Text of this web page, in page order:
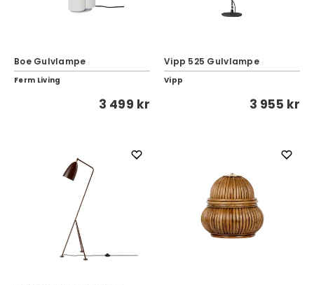
Boe Gulvlampe
Ferm Living
3 499 kr
Vipp 525 Gulvlampe
Vipp
3 955 kr